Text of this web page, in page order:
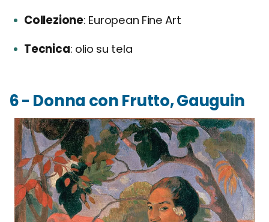
Collezione European Fine Art
Tecnica olio su tela
6 - Donna con Frutto, Gauguin